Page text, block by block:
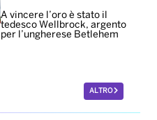
A vincere l’oro è stato il
tedesco Wellbrock, argento
per l’ungherese Betlehem
ALTRO